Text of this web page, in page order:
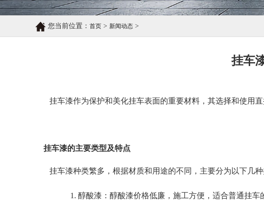
您当前位置： 首页 > 新闻动态 >
挂车
挂车漆作为保护和美化挂车表面的重要材料，其选择和使用
挂车漆的主要类型及特点
挂车漆种类繁多，根据材质和用途的不同，主要分为以下几种
1. 醇酸漆：醇酸漆价格低廉，施工方便，适合普通挂